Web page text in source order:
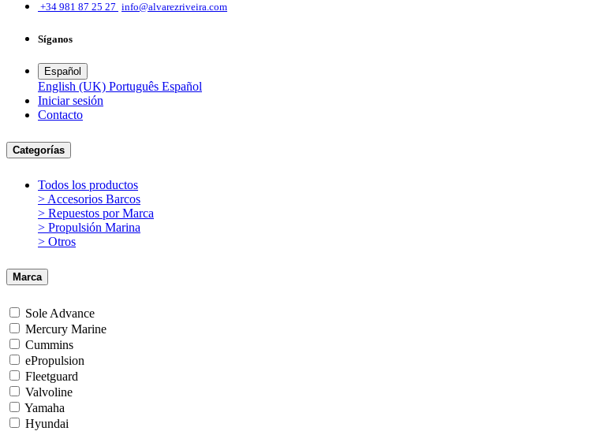
+34 981 87 25 27 info@alvarezriveira.com
Síganos
Español
English (UK) Português Español
Iniciar sesión
​Contacto
Categorías
Todos los productos
> Accesorios Barcos
> Repuestos por Marca
> Propulsión Marina
> Otros
Marca
Sole Advance
Mercury Marine
Cummins
ePropulsion
Fleetguard
Valvoline
Yamaha
Hyundai